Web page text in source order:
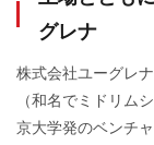
グレナ
株式会社ユーグレ
（和名でミドリム
京大学発のベンチ